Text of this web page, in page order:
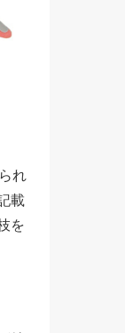
れ
載
を